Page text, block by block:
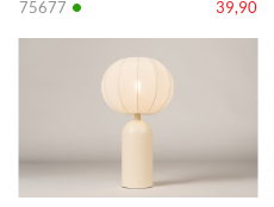
75677 • 39,90
Info